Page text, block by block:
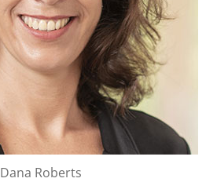
Dana Roberts